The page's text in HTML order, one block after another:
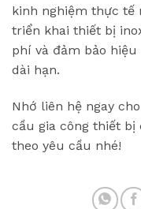
kinh nghiệm thực tế
triển khai thiết bị
phí và đảm bảo
dài hạn.
Nhớ liên hệ ngay
cầu gia công thiết bị
theo yêu cầu nhé!